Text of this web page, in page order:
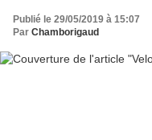
Publié le 29/05/2019 à 15:07
Par Chamborigaud